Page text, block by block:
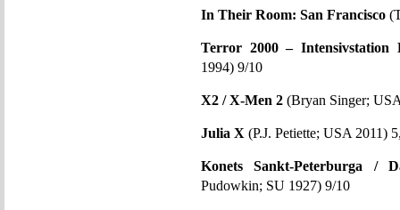
In Their Room: San Francisco
Terror 2000 – Intensivstation
1994) 9/10
X2 / X-Men 2 (Bryan Singer;
Julia X (P.J. Petiette; USA 2011)
Konets Sankt-Peterburga /
Pudowkin; SU 1927) 9/10